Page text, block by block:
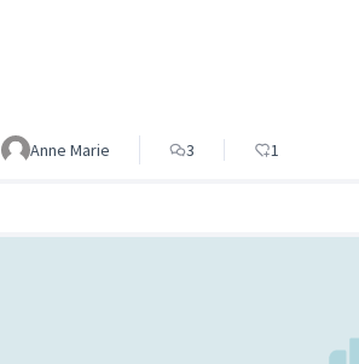
Anne Marie 3 1